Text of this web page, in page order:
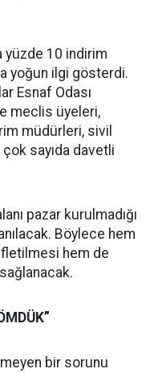
yüzde 10 indirim
yoğun ilgi gösterdi.
Esnaf Odası
meclis üyeleri,
müdürleri, sivil
sayıda davetli
pazar kurulmadığı
Böylece hem
hem de
bir sorunu